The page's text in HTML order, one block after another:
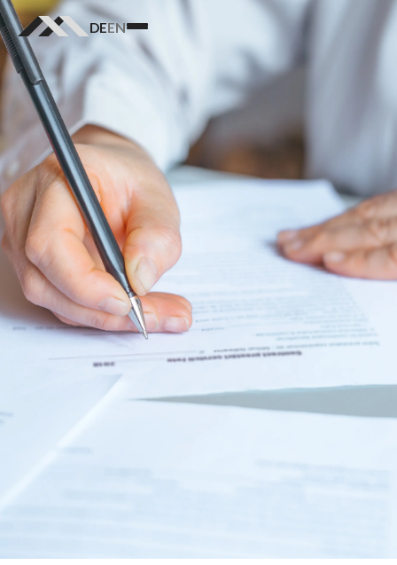
Homepage
logo
DEEN